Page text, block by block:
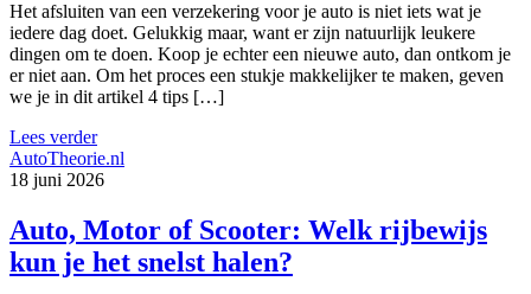
Het afsluiten van een verzekering voor je auto is niet iets wat je
iedere dag doet. Gelukkig maar, want er zijn natuurlijk leukere
dingen om te doen. Koop je echter een nieuwe auto, dan ontkom je
er niet aan. Om het proces een stukje makkelijker te maken, geven
we je in dit artikel 4 tips […]
Lees verder
AutoTheorie.nl
18 juni 2026
Auto, Motor of Scooter: Welk rijbewijs
kun je het snelst halen?